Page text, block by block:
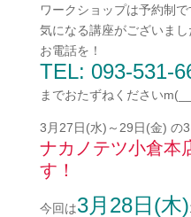
ワークショップは予約制で
気になる講座がございま
お電話を！
TEL: 093-531-
までおたずねください
3月27日(水)～29日(金) の3
ナカノテツ小倉本
す！
今回は3月28日(木)